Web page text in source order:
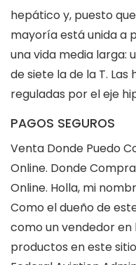
hepático y, puesto
mayoría está unida a
una vida media larga:
de siete la de la T.
reguladas por el eje
PAGOS SEGUROS
Venta Donde Puedo
Online. Donde
Online. Holla, mi
Como el dueño de
como un vendedor en
productos en este